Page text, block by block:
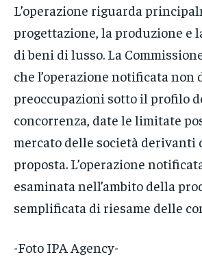
L’operazione riguarda
progettazione, la produzione e
di beni di lusso. La
che l’operazione notificata non
preoccupazioni sotto il profilo
concorrenza, date le limitate
mercato delle società derivanti
proposta. L’operazione
esaminata nell’ambito della
semplificata di riesame delle
-Foto IPA Agency-